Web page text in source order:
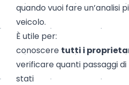
quando vuoi fare un’analisi
veicolo.
È utile per:
conoscere tutti i
verificare quanti passaggi
stati